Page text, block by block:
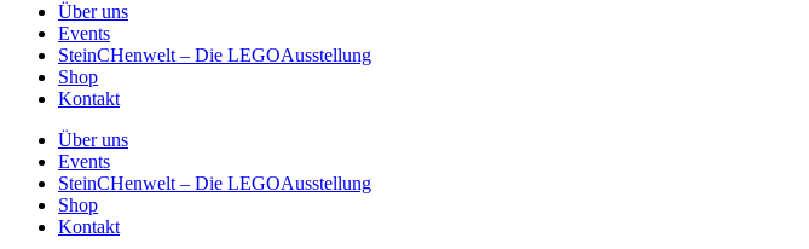
Über uns
Events
SteinCHenwelt – Die LEGOAusstellung
Shop
Kontakt
Über uns
Events
SteinCHenwelt – Die LEGOAusstellung
Shop
Kontakt